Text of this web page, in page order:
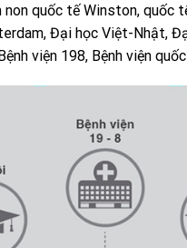
quốc tế Winston, quốc
Đại học Việt-Nhật,
viện 198, Bệnh viện